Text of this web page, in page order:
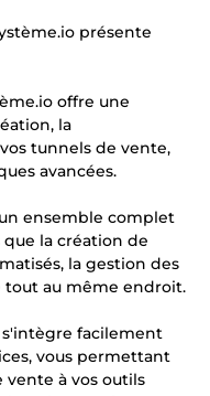
présente
offre une
la
tunnels de vente,
avancées.
ensemble complet
la création de
la gestion des
tout au même endroit.
s'intègre facilement
vous permettant
à vos outils